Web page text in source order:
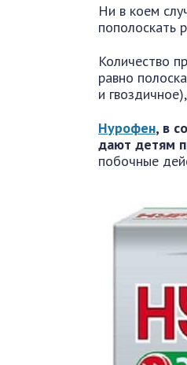
Ни в коем
пополоскать
Количество
равно
и
Нурофен, в
дают детям
побочные